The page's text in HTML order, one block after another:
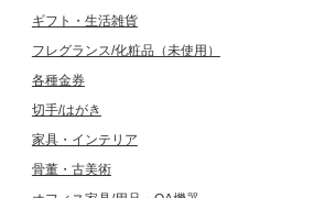
ギフト・生活雑貨
フレグランス/化粧品（未使用）
各種金券
切手/はがき
家具・インテリア
骨董・古美術